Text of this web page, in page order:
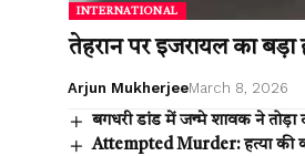
INTERNATIONAL
तेहरान पर इजरायल का बड़ा
Arjun MukherjeeMarch 8, 2026
बगधरी डांड में जन्मे शावक ने तोड़ा
Attempted Murder: हत्या की